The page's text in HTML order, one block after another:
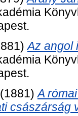
Az angol
(1881)A
császárság